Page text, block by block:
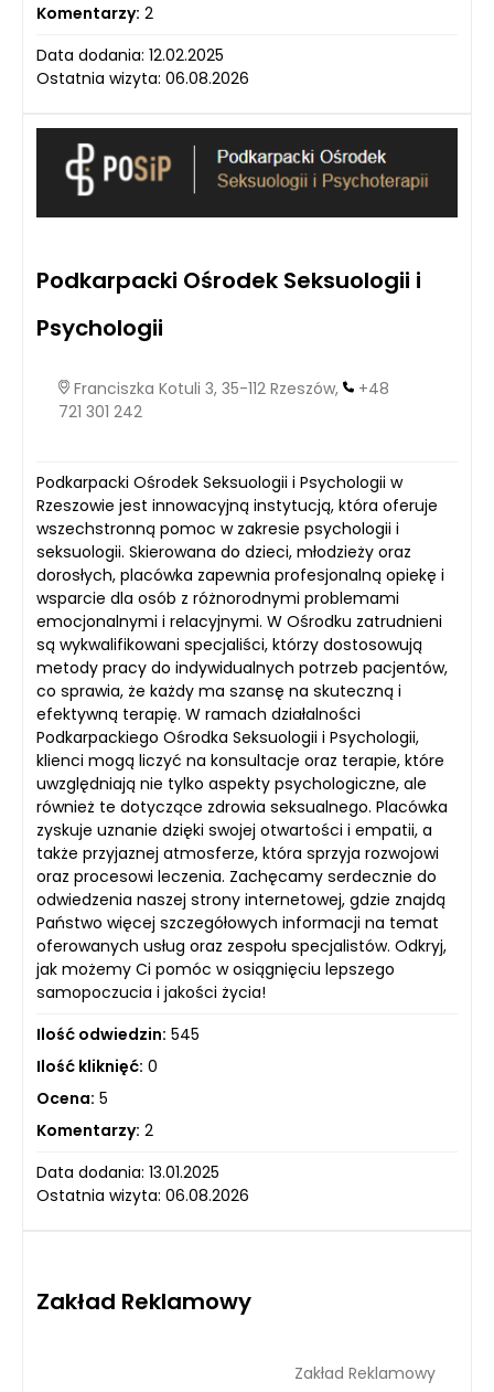
Komentarzy: 2
Data dodania: 12.02.2025
Ostatnia wizyta: 06.08.2026
Podkarpacki Ośrodek Seksuologii i
Psychologii
Franciszka Kotuli 3, 35-112 Rzeszów,
+48
721 301 242
Podkarpacki Ośrodek Seksuologii i Psychologii w
Rzeszowie jest innowacyjną instytucją, która oferuje
wszechstronną pomoc w zakresie psychologii i
seksuologii. Skierowana do dzieci, młodzieży oraz
dorosłych, placówka zapewnia profesjonalną opiekę i
wsparcie dla osób z różnorodnymi problemami
emocjonalnymi i relacyjnymi. W Ośrodku zatrudnieni
są wykwalifikowani specjaliści, którzy dostosowują
metody pracy do indywidualnych potrzeb pacjentów,
co sprawia, że każdy ma szansę na skuteczną i
efektywną terapię. W ramach działalności
Podkarpackiego Ośrodka Seksuologii i Psychologii,
klienci mogą liczyć na konsultacje oraz terapie, które
uwzględniają nie tylko aspekty psychologiczne, ale
również te dotyczące zdrowia seksualnego. Placówka
zyskuje uznanie dzięki swojej otwartości i empatii, a
także przyjaznej atmosferze, która sprzyja rozwojowi
oraz procesowi leczenia. Zachęcamy serdecznie do
odwiedzenia naszej strony internetowej, gdzie znajdą
Państwo więcej szczegółowych informacji na temat
oferowanych usług oraz zespołu specjalistów. Odkryj,
jak możemy Ci pomóc w osiągnięciu lepszego
samopoczucia i jakości życia!
Ilość odwiedzin: 545
Ilość kliknięć: 0
Ocena: 5
Komentarzy: 2
Data dodania: 13.01.2025
Ostatnia wizyta: 06.08.2026
Zakład Reklamowy
Zakład Reklamowy